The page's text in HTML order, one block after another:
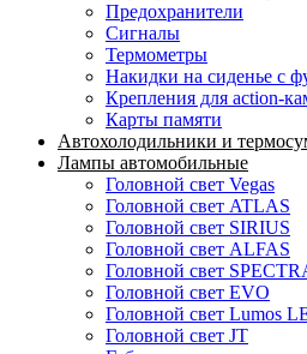
Предохранители
Сигналы
Термометры
Накидки на сиденье с
Крепления для action-
Карты памяти
Автохолодильники и
Лампы автомобильные
Головной свет Vegas
Головной свет ATLAS
Головной свет SIRIUS
Головной свет ALFAS
Головной свет
Головной свет EVO
Головной свет Lumos
Головной свет JT